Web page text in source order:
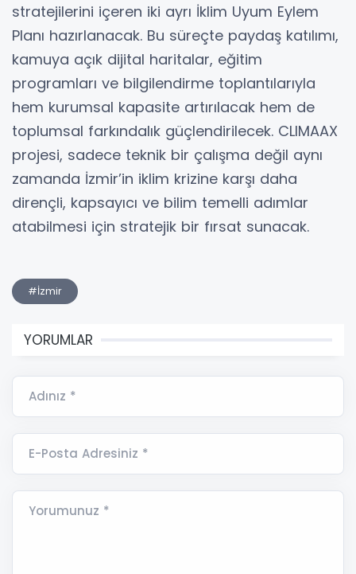
stratejilerini içeren iki ayrı İklim Uyum Eylem
Planı hazırlanacak. Bu süreçte paydaş katılımı,
kamuya açık dijital haritalar, eğitim
programları ve bilgilendirme toplantılarıyla
hem kurumsal kapasite artırılacak hem de
toplumsal farkındalık güçlendirilecek. CLIMAAX
projesi, sadece teknik bir çalışma değil aynı
zamanda İzmir’in iklim krizine karşı daha
dirençli, kapsayıcı ve bilim temelli adımlar
atabilmesi için stratejik bir fırsat sunacak.
#İzmir
YORUMLAR
Adınız *
E-Posta Adresiniz *
Yorumunuz *